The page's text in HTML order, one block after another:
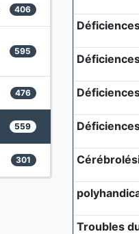
406
595
476
559
301
Troubles